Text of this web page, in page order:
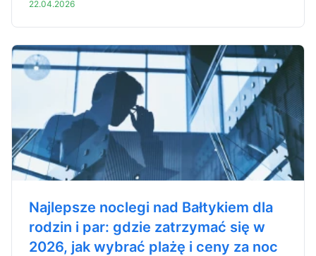
22.04.2026
Najlepsze noclegi nad Bałtykiem dla
rodzin i par: gdzie zatrzymać się w
2026, jak wybrać plażę i ceny za noc